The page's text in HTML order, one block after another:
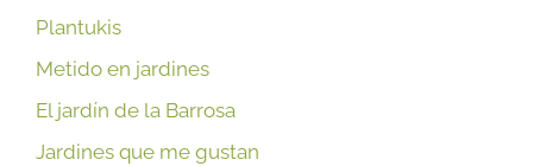
Plantukis
Metido en jardines
El jardín de la Barrosa
Jardines que me gustan